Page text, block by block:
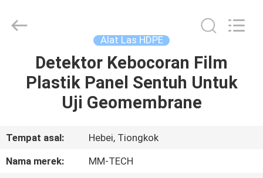
RUMAH
PRODUK
TENTANG
KAMI
Mingmai
Technology
Alat Las HDPE
Detektor Kebocoran Film
Plastik Panel Sentuh Untuk
Uji Geomembrane
Tempat asal:
Hebei, Tiongkok
Nama merek:
MM-TECH